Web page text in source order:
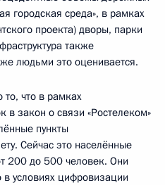
городская среда», в рамках
проекта) дворы, парки
также
людьми это оценивается.
что в рамках
закон о связи «Ростелеком»
пункты
Сейчас это населённые
200 до 500 человек. Они
в условиях цифровизации